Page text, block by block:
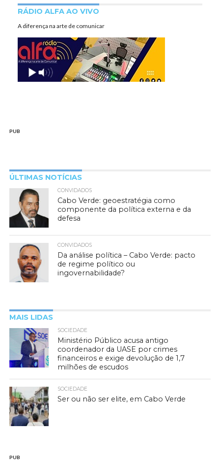
RÁDIO ALFA AO VIVO
A diferença na arte de comunicar
PUB
ÚLTIMAS NOTÍCIAS
CONVIDADOS
Cabo Verde: geoestratégia como
componente da política externa e da
defesa
CONVIDADOS
Da análise política – Cabo Verde: pacto
de regime político ou
ingovernabilidade?
MAIS LIDAS
SOCIEDADE
Ministério Público acusa antigo
coordenador da UASE por crimes
financeiros e exige devolução de 1,7
milhões de escudos
SOCIEDADE
Ser ou não ser elite, em Cabo Verde
PUB